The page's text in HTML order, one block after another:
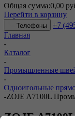
Общая сумма:0,00
Перейти в корзину
Телефоны
+7
Главная
-
Каталог
-
Промышленные
-
Одноигольные
-ZOJE A7100L
ZOJE